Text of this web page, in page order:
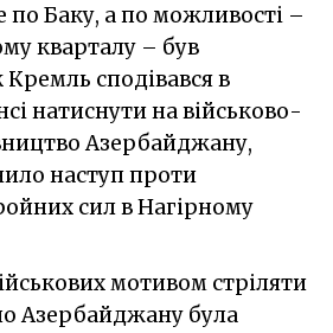
по Баку, а по можливості –
кварталу – був
сподівався в
натиснути на військово-
Азербайджану,
наступ проти
сил в Нагірному
мотивом стріляти
Азербайджану була